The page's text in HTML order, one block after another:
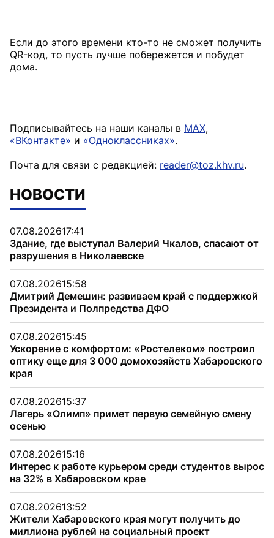
Если до этого времени кто-то не сможет получить
QR-код, то пусть лучше побережется и побудет
дома.
Подписывайтесь на наши каналы в MAX,
«ВКонтакте» и «Одноклассниках».
Почта для связи с редакцией: reader@toz.khv.ru.
НОВОСТИ
07.08.202617:41
Здание, где выступал Валерий Чкалов, спасают от
разрушения в Николаевске
07.08.202615:58
Дмитрий Демешин: развиваем край с поддержкой
Президента и Полпредства ДФО
07.08.202615:45
Ускорение с комфортом: «Ростелеком» построил
оптику еще для 3 000 домохозяйств Хабаровского
края
07.08.202615:37
Лагерь «Олимп» примет первую семейную смену
осенью
07.08.202615:16
Интерес к работе курьером среди студентов вырос
на 32% в Хабаровском крае
07.08.202613:52
Жители Хабаровского края могут получить до
миллиона рублей на социальный проект